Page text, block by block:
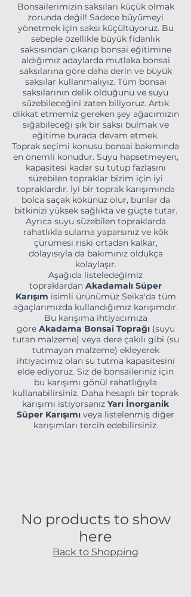
Bonsailerimizin saksıları küçük olmak
zorunda değil! Sadece büyümeyi
yönetmek için saksı küçültüyoruz. Bu
sebeple özellikle büyük fidanlık
saksısından çıkarıp bonsai eğitimine
aldığımız adaylarda mutlaka bonsai
saksılarına göre daha derin ve büyük
saksılar kullanmalıyız. Tüm bonsai
saksılarının delik olduğunu ve suyu
süzebileceğini zaten biliyoruz. Artık
dikkat etmemiz gereken şey ağacımızın
sığabileceği şık bir saksı bulmak ve
eğitime burada devam etmek.
Toprak seçimi konusu bonsai bakımında
en önemli konudur. Suyu hapsetmeyen,
kapasitesi kadar su tutup fazlasını
süzebilen topraklar bizim için iyi
topraklardır. İyi bir toprak karışımında
bolca saçak kökünüz olur, bunlar da
bitkinizi yüksek sağlıkta ve güçte tutar.
Ayrıca suyu süzebilen topraklarda
rahatlıkla sulama yaparsınız ve kök
çürümesi riski ortadan kalkar,
dolayısıyla da bakımınız oldukça
kolaylaşır.
Aşağıda listeledeğimiz
topraklardan Akadamalı Süper
Karışım isimli ürünümüz Seika'da tüm
ağaçlarımızda kullandığımız karışımdır.
Bu karışıma ihtiyacımıza
göre Akadama Bonsai Toprağı (suyu
tutan malzeme) veya dere çakılı gibi (su
tutmayan malzeme) ekleyerek
ihtiyacımız olan su tutma kapasitesini
elde ediyoruz. Siz de bonsaileriniz için
bu karışımı gönül rahatlığıyla
kullanabilirsiniz. Daha hesaplı bir toprak
karışımı istiyorsanız Yarı İnorganik
Süper Karışımı veya listelenmiş diğer
karışımları tercih edebilirsiniz.
No products to show
here
Back to Shopping